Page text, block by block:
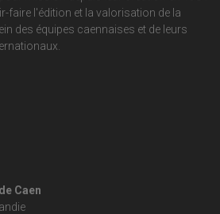
faire l'édition et la valorisation de la
des équipes caennaises et de leurs
Caen